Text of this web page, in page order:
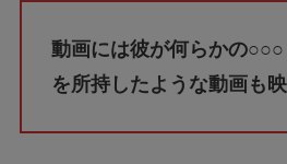
動画には彼が何らかの
を所持したような動画も映